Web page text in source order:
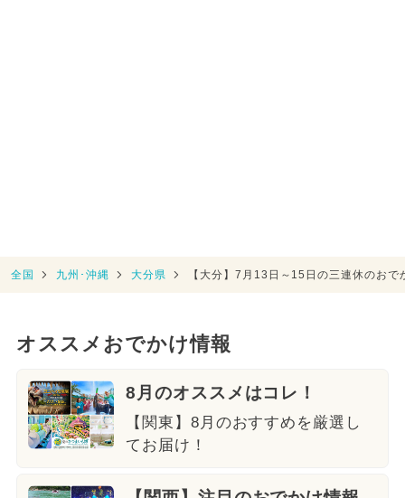
全国 九州･沖縄 大分県 【大分】7月13日～15日の三連休のお
オススメおでかけ情報
8月のオススメはコレ！
【関東】8月のおすすめを厳選し
てお届け！